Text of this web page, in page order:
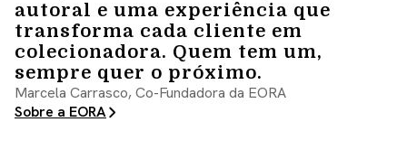
autoral e uma experiência que
transforma cada cliente em
colecionadora. Quem tem um,
sempre quer o próximo.
Marcela Carrasco, Co-Fundadora da EORA
Sobre a EORA